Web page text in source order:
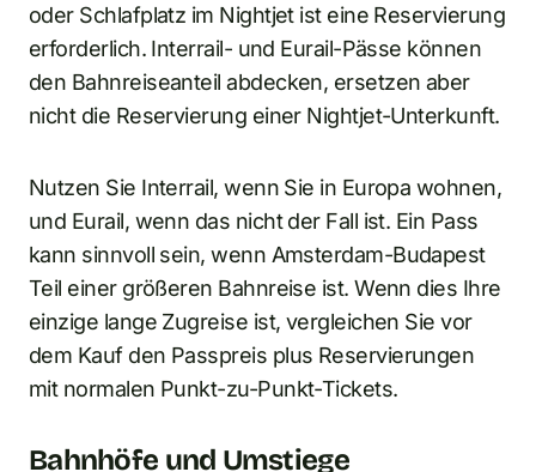
oder Schlafplatz im Nightjet ist eine Reservierung
erforderlich. Interrail- und Eurail-Pässe können
den Bahnreiseanteil abdecken, ersetzen aber
nicht die Reservierung einer Nightjet-Unterkunft.
Nutzen Sie Interrail, wenn Sie in Europa wohnen,
und Eurail, wenn das nicht der Fall ist. Ein Pass
kann sinnvoll sein, wenn Amsterdam-Budapest
Teil einer größeren Bahnreise ist. Wenn dies Ihre
einzige lange Zugreise ist, vergleichen Sie vor
dem Kauf den Passpreis plus Reservierungen
mit normalen Punkt-zu-Punkt-Tickets.
Bahnhöfe und Umstiege